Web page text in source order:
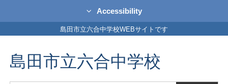
Accessibility
島田市立六合中学校WEBサイトです
島田市立六合中学校